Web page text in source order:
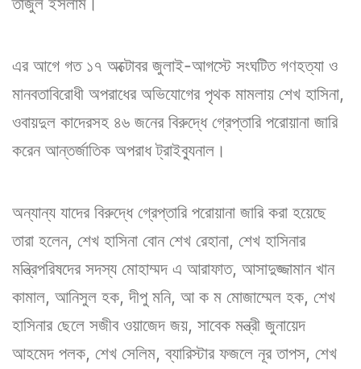
এর আগে গত ১৭ অক্টোবর জুলাই-আগস্টে সংঘটিত গণহত্যা ও
মানবতাবিরোধী অপরাধের অভিযোগের পৃথক মামলায় শেখ হাসিনা,
ওবায়দুল কাদেরসহ ৪৬ জনের বিরুদ্ধে গ্রেপ্তারি পরোয়ানা জারি
করেন আন্তর্জাতিক অপরাধ ট্রাইব্যুনাল।
অন্যান্য যাদের বিরুদ্ধে গ্রেপ্তারি পরোয়ানা জারি করা হয়েছে
তারা হলেন, শেখ হাসিনা বোন শেখ রেহানা, শেখ হাসিনার
মন্ত্রিপরিষদের সদস্য মোহাম্মদ এ আরাফাত, আসাদুজ্জামান খান
কামাল, আনিসুল হক, দীপু মনি, আ ক ম মোজাম্মেল হক, শেখ
হাসিনার ছেলে সজীব ওয়াজেদ জয়, সাবেক মন্ত্রী জুনায়েদ
আহমেদ পলক, শেখ সেলিম, ব্যারিস্টার ফজলে নূর তাপস, শেখ